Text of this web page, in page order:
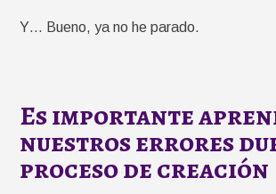
Y… Bueno, ya no he parado.
Es importante
nuestros errores
proceso de creación